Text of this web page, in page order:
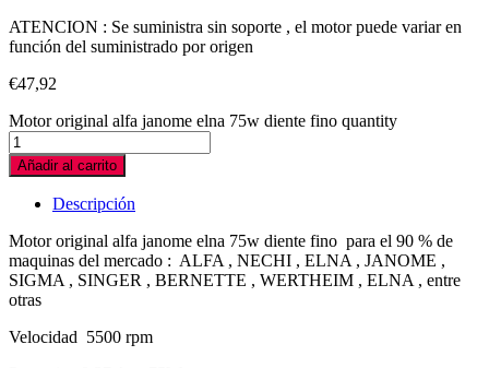
ATENCION : Se suministra sin soporte , el motor puede variar en
función del suministrado por origen
€47,92
Motor original alfa janome elna 75w diente fino quantity
Añadir al carrito
Descripción
Motor original alfa janome elna 75w diente fino para el 90 % de
maquinas del mercado : ALFA , NECHI , ELNA , JANOME ,
SIGMA , SINGER , BERNETTE , WERTHEIM , ELNA , entre
otras
Velocidad 5500 rpm